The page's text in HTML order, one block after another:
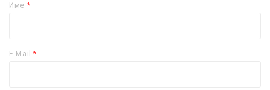
Име *
E-Mail*